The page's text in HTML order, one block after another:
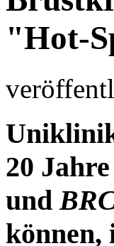
"Hot-
20
und
können,